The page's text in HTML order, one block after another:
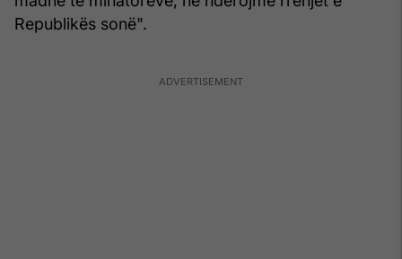
Republikës sonë".